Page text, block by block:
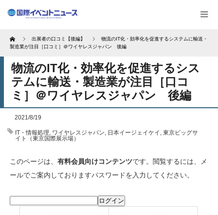
Home 出展者の口コミ【後編】
物流のIT化・効率化を促進するシステムに輸送・
製造業が注目［口コミ］＠ワイヤレスジャパン 後編
物流のIT化・効率化を促進するシス
テムに輸送・製造業が注目［口コ
ミ］＠ワイヤレスジャパン 後編
2021/8/19
IT・情報処理, ワイヤレスジャパン, 日本イージェイケイ , 東京ビッグサ
イト（東京国際展示場）
このページは、 有料会員向けコンテンツです。閲覧するには、メ
ールでご案内しておりますパスワードを入力してください。